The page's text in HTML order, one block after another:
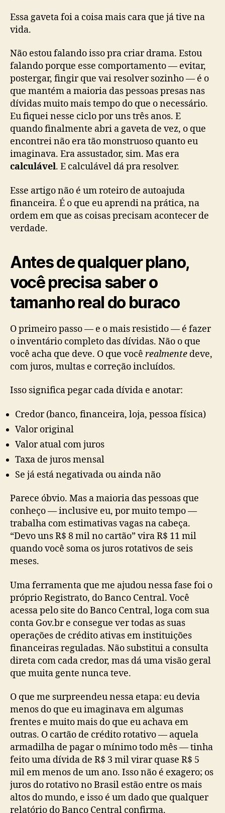
Essa gaveta foi a coisa mais cara que já tive na
vida.
Não estou falando isso pra criar drama. Estou
falando porque esse comportamento — evitar,
postergar, fingir que vai resolver sozinho — é o
que mantém a maioria das pessoas presas nas
dívidas muito mais tempo do que o necessário.
Eu fiquei nesse ciclo por uns três anos. E
quando finalmente abri a gaveta de vez, o que
encontrei não era tão monstruoso quanto eu
imaginava. Era assustador, sim. Mas era
calculável. E calculável dá pra resolver.
Esse artigo não é um roteiro de autoajuda
financeira. É o que eu aprendi na prática, na
ordem em que as coisas precisam acontecer de
verdade.
Antes de qualquer plano,
você precisa saber o
tamanho real do buraco
O primeiro passo — e o mais resistido — é fazer
o inventário completo das dívidas. Não o que
você acha que deve. O que você realmente deve,
com juros, multas e correção incluídos.
Isso significa pegar cada dívida e anotar:
Credor (banco, financeira, loja, pessoa física)
Valor original
Valor atual com juros
Taxa de juros mensal
Se já está negativada ou ainda não
Parece óbvio. Mas a maioria das pessoas que
conheço — inclusive eu, por muito tempo —
trabalha com estimativas vagas na cabeça.
“Devo uns R$ 8 mil no cartão” vira R$ 11 mil
quando você soma os juros rotativos de seis
meses.
Uma ferramenta que me ajudou nessa fase foi o
próprio Registrato, do Banco Central. Você
acessa pelo site do Banco Central, loga com sua
conta Gov.br e consegue ver todas as suas
operações de crédito ativas em instituições
financeiras reguladas. Não substitui a consulta
direta com cada credor, mas dá uma visão geral
que muita gente nunca teve.
O que me surpreendeu nessa etapa: eu devia
menos do que eu imaginava em algumas
frentes e muito mais do que eu achava em
outras. O cartão de crédito rotativo — aquela
armadilha de pagar o mínimo todo mês — tinha
feito uma dívida de R$ 3 mil virar quase R$ 5
mil em menos de um ano. Isso não é exagero; os
juros do rotativo no Brasil estão entre os mais
altos do mundo, e isso é um dado que qualquer
relatório do Banco Central confirma.